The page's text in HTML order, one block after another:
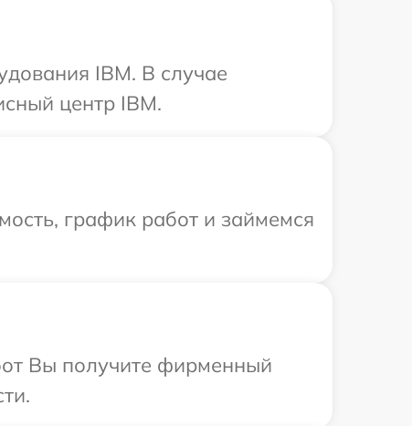
IBM. В случае
центр IBM.
график работ и займемся
Вы получите фирменный